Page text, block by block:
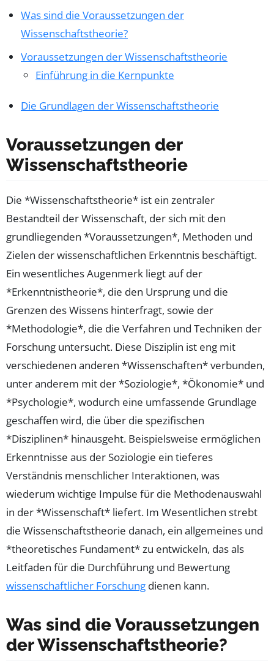
Was sind die Voraussetzungen der
Wissenschaftstheorie?
Voraussetzungen der Wissenschaftstheorie
Einführung in die Kernpunkte
Die Grundlagen der Wissenschaftstheorie
Voraussetzungen der
Wissenschaftstheorie
Die *Wissenschaftstheorie* ist ein zentraler
Bestandteil der Wissenschaft, der sich mit den
grundliegenden *Voraussetzungen*, Methoden und
Zielen der wissenschaftlichen Erkenntnis beschäftigt.
Ein wesentliches Augenmerk liegt auf der
*Erkenntnistheorie*, die den Ursprung und die
Grenzen des Wissens hinterfragt, sowie der
*Methodologie*, die die Verfahren und Techniken der
Forschung untersucht. Diese Disziplin ist eng mit
verschiedenen anderen *Wissenschaften* verbunden,
unter anderem mit der *Soziologie*, *Ökonomie* und
*Psychologie*, wodurch eine umfassende Grundlage
geschaffen wird, die über die spezifischen
*Disziplinen* hinausgeht. Beispielsweise ermöglichen
Erkenntnisse aus der Soziologie ein tieferes
Verständnis menschlicher Interaktionen, was
wiederum wichtige Impulse für die Methodenauswahl
in der *Wissenschaft* liefert. Im Wesentlichen strebt
die Wissenschaftstheorie danach, ein allgemeines und
*theoretisches Fundament* zu entwickeln, das als
Leitfaden für die Durchführung und Bewertung
wissenschaftlicher Forschung dienen kann.
Was sind die Voraussetzungen
der Wissenschaftstheorie?